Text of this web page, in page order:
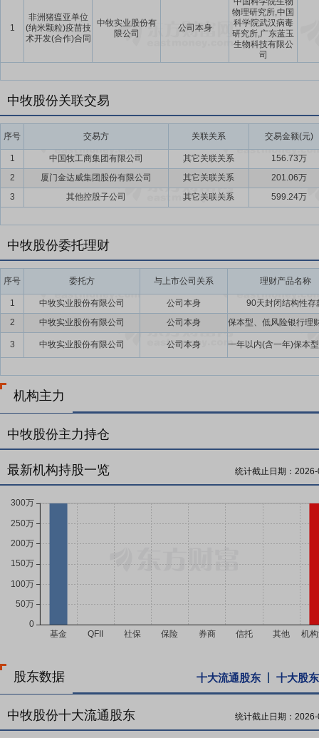
1
非洲猪瘟亚单位
(纳米颗粒)疫苗技
术开发(合作)合同
中牧实业股份有
限公司
公司本身
物理研究所,中国
科学院武汉病毒
研究所,广东蓝玉
生物科技有限公
司
中牧股份关联交易
序号 交易方 关联关系 交易金额(元)
1 中国牧工商集团有限公司 其它关联关系
156.73万
2
厦门金达威集团股份有限公司 其它关联关系
201.06万
3
其他控股子公司 其它关联关系 599.24万
中牧股份委托理财
序号 委托方 与上市公司关系 理财产品名称
1 中牧实业股份有限公司 公司本身
90天封闭结构性存
2
中牧实业股份有限公司 公司本身
3 中牧实业股份有限公司 公司本身
机构主力
中牧股份主力持仓
最新机构持股一览 统计截止日期：
股东数据 十大流通股东 十大股东
中牧股份十大流通股东 统计截止日期：